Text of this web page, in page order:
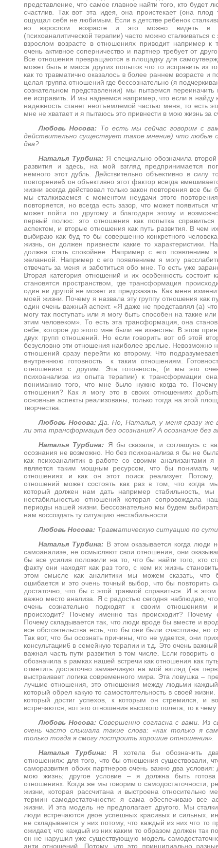
представление, что самое главное найти того, кто будет
счастлив. Так вот эта идея, она проистекает (она плод
ощущал себя не любимым. Если в детстве ребенок
во взрослом возрасте и это можно видеть в
(психоаналитической терапии) часто можно сталкиваться
взрослом возрасте в отношениях приводит например к
очень активное соперничество и партнер требует от
Все отношения превращаются в площадку для
может быть и масса других попыток что то исправить из
как то травматично оказалось в более раннем возрасте и
целая группа отношений где бессознательно (я
сознательном представлении) мы пытаемся
ее исправить. И мы надеемся например, что если я найду
надежность станет неотъемлемой частью меня, то есть
мне не хватает и я пытаюсь это привнести в мою жизнь за
Любовь Носова: То есть мы сейчас говорим с
действительно существует такое мнение) что любые
два?
Наталья Турбина: Я специально обозначила
развития и здесь, на мой взгляд предпринимается
немного этот дубль. Действительно объективно в силу
повторение6 он объективно этот фактор всегда
жизни всегда действовал только закон повторения все бы
мы сталкиваемся с моментом неудачи этого
повторяется, но всегда есть зазор, что может появиться
может пойти по другому и благодаря этому и
первый полюс: это отношения как попытка
аспектом, и вторые отношения как путь развития. В чем
выбираю как буд то бы совершенно конкретного
жизнь, он должен привнести какие то характеристики.
должна стать спокойнее. Например с его появлением я
желанной. Например с его появлением я могу
отвечать за меня и заботиться обо мне. То есть уже
Вторая категория отношений и их особенность состоит
становятся пространством, где трансформация
один ни другой не может их предсказать. Как меня
моей жизни. Почему я назвала эту группу отношения как
один очень важный аспект. «Я даже не представлял (а) что
могу так поступать или я могу быть способен на такие
этим человеком». То есть эта трансформация, она
себе, которое до этого мне были не известны. В этом
двух групп отношений. Но если говорить вот об этой
безусловно эти отношения наиболее зрелые.
отношений сразу перейти ко второму. Что
внутреннюю готовность к таким отношениям.
отношениях с другим. Эта готовность, (и мы это
психоанализа из опыта терапии) к трансформации
пониманию того, что мне было нужно когда то.
отношения? Как я могу это в своих отношениях
основные аспекты реализованы, только тогда на этой
творчества.
Любовь Носова:Да. Но, Наталья, у меня сразу же
ли эта трансформация без осознания? А осознание без
Наталья Турбина: Я бы сказала, и соглашусь с
осознания не возможно. Но без психоанализа я бы не была
как психоаналитик в работе со своими анализантами я
является таким мощным ресурсом, что бы понимать
отношениях и как он этот поиск реализует. Потому,
отношений может состоять как раз в том, что когда
который должен нам дать например стабильность, мы
нестабильностью отношений которая сопровождала
периоды нашей жизни. Бессознательно мы будем
нам воссоздать ту ситуацию нестабильности.
Любовь Носова: Травматическую ситуацию по сути
Наталья Турбина: В этом оказывается когда люди
самоанализе, не осмысляют свои отношения, они
бы все усилия положили на то, что бы найти того, кто
факту они находят как раз того, с кем их жизнь
этом смысле как аналитики мы можем сказать, что
ошибается и это очень точный выбор, что бы повторить
достаточно, что бы с этой травмой справиться. И в
важно место анализа. Я с радостью сегодня наблюдаю,
очень сознательно подходят к своим отношениям
происходит? Почему именно так происходит? Почему
Почему складывается так, что люди вроде бы вместе и
все обстоятельства есть, что бы они были счастливы, но
Так вот, что бы осознать причины, что не удается, они
консультации6 в семейную терапии и т.д. Это очень
важная часть пути развития в том числе. Если говорить
обозначила в рамках нашей встречи как отношения как
отметить достаточно заманчивую на мой взгляд (на
выстраивает логика современного мира. Эта ловушка –
лучшие отношения, это отношения между людьми каждый
который обрел какую то самостоятельность в своей
который достиг успехов, к которым он стремился, и
встречаются, вот это отношения высокого полета, то к
Любовь Носова:Совершенно согласна с вами. Из
очень часто слышала такие слова: «как только я
только тогда я смогу построить хорошие отношения».
Наталья Турбина: Я хотела бы обозначить
отношениях: для того, что бы отношения существовали,
саморазвития обоих партнеров очень важно два
мою жизнь; другое условие – я должна быть
отношениях. Когда же мы говорим о самодостаточности,
жизни, которая рассчитана и выстроена относительно
термин самодостаточности: я сама обеспечиваю все
жизни. И эта модель не предполагает другого. Мы
люди встречаются двое успешных красивых и сильных,
не складывается у них потому, что каждый из них что то
ожидает, что каждый из них каким то образом должен так
он не нарушил уже существующую модель
анти отношений. Потому, что это принципиально